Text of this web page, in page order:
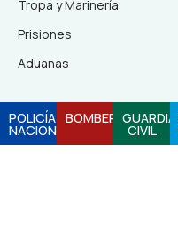
o
o
k
-
g
a
m
Tropa y Marinería
Prisiones
Aduanas
POLICÍA
NACIONAL
BOMBEROSGUARDIA
CIVIL